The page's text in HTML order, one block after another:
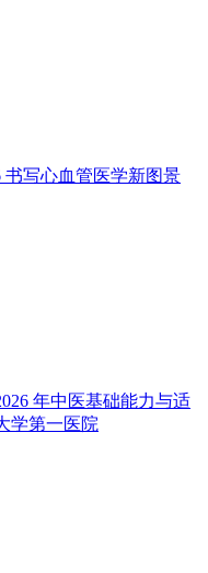
书写心血管医学新图景
年中医基础能力与适
学第一医院